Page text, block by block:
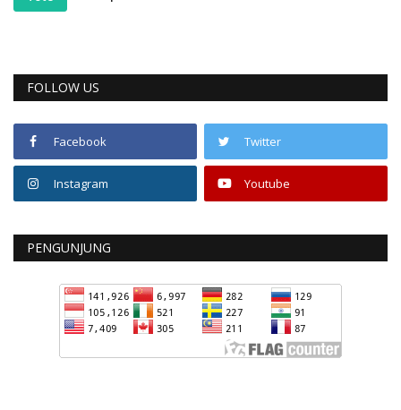
FOLLOW US
Facebook Twitter
Instagram Youtube
PENGUNJUNG